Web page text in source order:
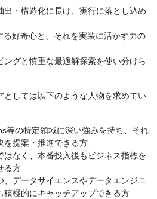
出・構造化に長け、実行に落とし込め
好奇心と、それを実装に活かす力の
グと慎重な最適解探索を使い分けら
としては以下のような人物を求めてい
等の特定領域に深い強みを持ち、それ
を提案・推進できる方
はなく、本番投入後もビジネス指標を
る方
、データサイエンスやデータエンジニ
積極的にキャッチアップできる方